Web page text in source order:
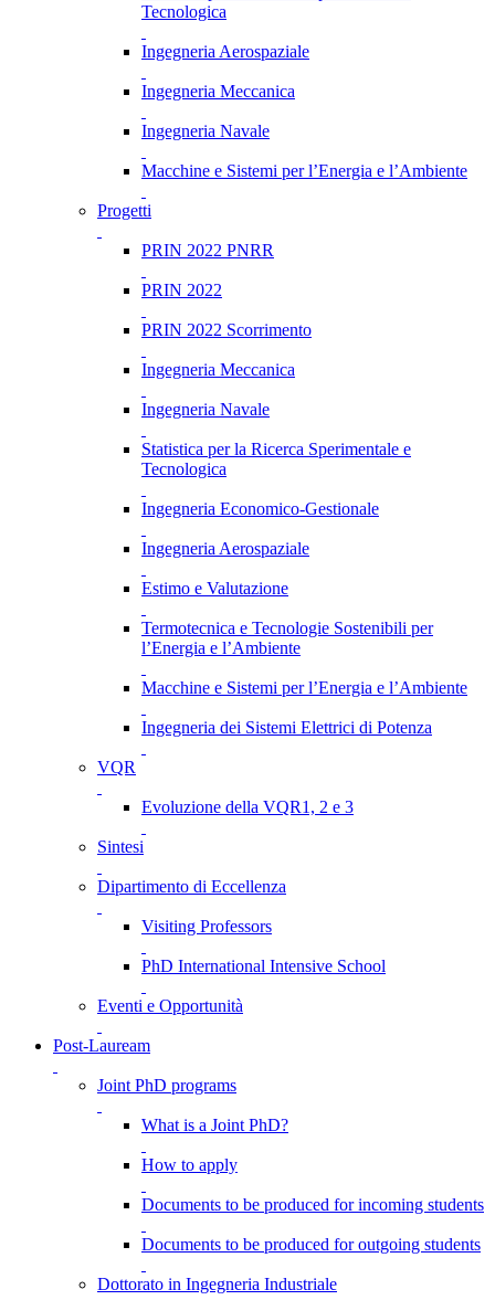
Tecnologica
Ingegneria Aerospaziale
Ingegneria Meccanica
Ingegneria Navale
Macchine e Sistemi per l’Energia e l’Ambiente
Progetti
PRIN 2022 PNRR
PRIN 2022
PRIN 2022 Scorrimento
Ingegneria Meccanica
Ingegneria Navale
Statistica per la Ricerca Sperimentale e
Tecnologica
Ingegneria Economico-Gestionale
Ingegneria Aerospaziale
Estimo e Valutazione
Termotecnica e Tecnologie Sostenibili per
l’Energia e l’Ambiente
Macchine e Sistemi per l’Energia e l’Ambiente
Ingegneria dei Sistemi Elettrici di Potenza
VQR
Evoluzione della VQR1, 2 e 3
Sintesi
Dipartimento di Eccellenza
Visiting Professors
PhD International Intensive School
Eventi e Opportunità
Post-Lauream
Joint PhD programs
What is a Joint PhD?
How to apply
Documents to be produced for incoming students
Documents to be produced for outgoing students
Dottorato in Ingegneria Industriale